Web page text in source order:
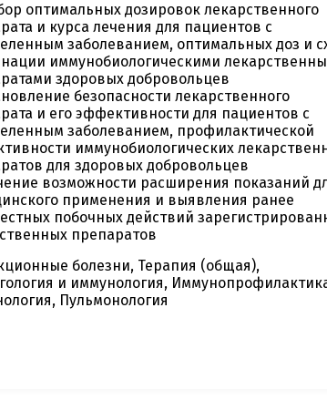
оптимальных дозировок лекарственного
и курса лечения для пациентов с
заболеванием, оптимальных доз и
иммунобиологическими
здоровых добровольцев
безопасности лекарственного
и его эффективности для пациентов с
заболеванием, профилактической
иммунобиологических
для здоровых добровольцев
возможности расширения показаний
применения и выявления ранее
побочных действий
препаратов
болезни, Терапия (общая),
и иммунология,
Пульмонология